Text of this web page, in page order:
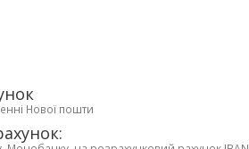
Нової пошти